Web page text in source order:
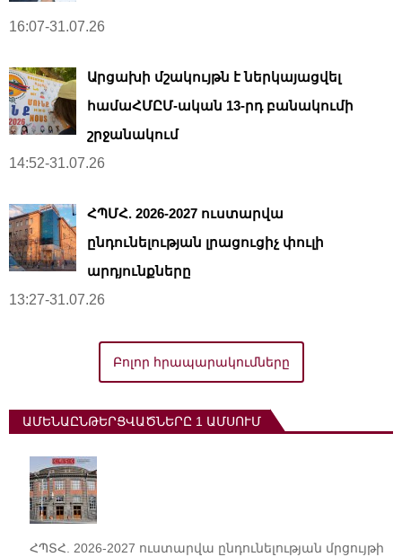
16:07-31.07.26
Արցախի մշակույթն է ներկայացվել
համաՀՄԸՄ-ական 13-րդ բանակումի
շրջանակում
14:52-31.07.26
ՀՊՄՀ. 2026-2027 ուստարվա
ընդունելության լրացուցիչ փուլի
արդյունքները
13:27-31.07.26
Բոլոր հրապարակումները
ԱՄԵՆԱԸՆԹԵՐՑՎԱԾՆԵՐԸ 1 ԱՄՍՈՒՄ
ՀՊՏՀ. 2026-2027 ուստարվա ընդունելության մրցույթի